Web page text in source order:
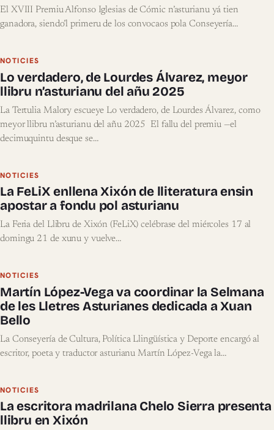
El XVIII Premiu Alfonso Iglesias de Cómic n’asturianu yá tien
ganadora, siendo’l primeru de los convocaos pola Conseyería…
NOTICIES
Lo verdadero, de Lourdes Álvarez, meyor
llibru n’asturianu del añu 2025
La Tertulia Malory escueye Lo verdadero, de Lourdes Álvarez, como
meyor llibru n’asturianu del añu 2025 El fallu del premiu —el
decimuquintu desque se…
NOTICIES
La FeLiX enllena Xixón de lliteratura ensin
apostar a fondu pol asturianu
La Feria del Llibru de Xixón (FeLiX) celébrase del miércoles 17 al
domingu 21 de xunu y vuelve…
NOTICIES
Martín López-Vega va coordinar la Selmana
de les Lletres Asturianes dedicada a Xuan
Bello
La Conseyería de Cultura, Política Llingüística y Deporte encargó al
escritor, poeta y traductor asturianu Martín López-Vega la…
NOTICIES
La escritora madrilana Chelo Sierra presenta
llibru en Xixón